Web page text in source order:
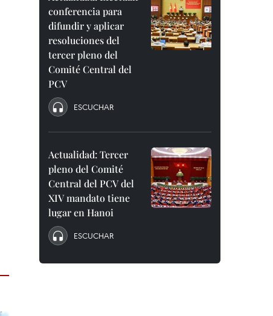
conferencia para
difundir y aplicar
resoluciones del
tercer pleno del
Comité Central del
PCV
ESCUCHAR
Actualidad: Tercer
pleno del Comité
Central del PCV del
XIV mandato tiene
lugar en Hanoi
ESCUCHAR